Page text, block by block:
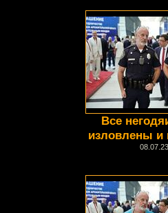
Все
изловлены и
08.07.23